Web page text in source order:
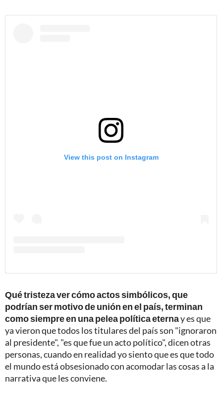
View this post on Instagram
Qué tristeza ver cómo actos simbólicos, que
podrían ser motivo de unión en el país, terminan
como siempre en una pelea política eternay es que
ya vieron que todos los titulares del país son "ignoraron
al presidente", "es que fue un acto político", dicen otras
personas, cuando en realidad yo siento que es que todo
el mundo está obsesionado con acomodar las cosas a la
narrativa que les conviene.